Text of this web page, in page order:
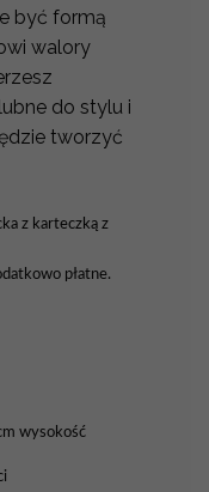
być formą
walory
do stylu i
tworzyć
z karteczką z
płatne.
wysokość